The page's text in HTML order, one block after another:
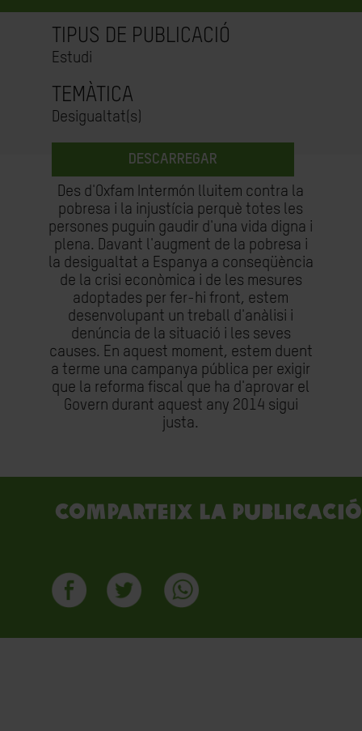
TIPUS DE PUBLICACIÓ
Estudi
TEMÀTICA
Desigualtat(s)
DESCARREGAR
Des d'Oxfam Intermón lluitem contra la
pobresa i la injustícia perquè totes les
persones puguin gaudir d'una vida digna i
plena. Davant l'augment de la pobresa i
la desigualtat a Espanya a conseqüència
de la crisi econòmica i de les mesures
adoptades per fer-hi front, estem
desenvolupant un treball d'anàlisi i
denúncia de la situació i les seves
causes. En aquest moment, estem duent
a terme una campanya pública per exigir
que la reforma fiscal que ha d'aprovar el
Govern durant aquest any 2014 sigui
justa.
Comparteix la publicació